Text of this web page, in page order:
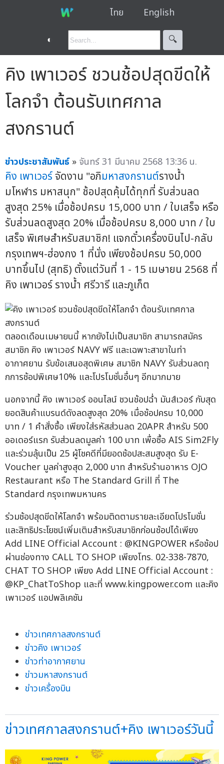
ไทย English
◐ 🔍︎
คิง เพาเวอร์ ชวนช้อปสุดขีดให้
โลกจำ ต้อนรับเทศกาล
สงกรานต์
ข่าวประชาสัมพันธ์ » จันทร์ 31 มีนาคม 2568 13:36 น.
คิง เพาเวอร์จัดงาน "อภิมหาสงกรานต์รางน้ำ
มโหฬาร มหาสนุก" ช้อปสุดคุ้มได้ทุกที่ รับส่วนลด
สูงสุด 25% เมื่อช้อปครบ 15,000 บาท / ใบเสร็จ หรือ
รับส่วนลดสูงสุด 20% เมื่อช้อปครบ 8,000 บาท / ใบ
เสร็จ พิเศษสำหรับสมาชิก! แจกตั๋วเครื่องบินไป-กลับ
กรุงเทพฯ-ฮ่องกง 1 ที่นั่ง เพียงช้อปครบ 50,000
บาทขึ้นไป (สุทธิ) ตั้งแต่วันที่ 1 - 15 เมษายน 2568 ที่
คิง เพาเวอร์ รางน้ำ ศรีวารี และภูเก็ต
ตลอดเดือนเมษายนนี้ หากยังไม่เป็นสมาชิก สามารถสมัคร
สมาชิก คิง เพาเวอร์ NAVY ฟรี และเฉพาะสาขาในท่า
อากาศยาน รับข้อเสนอสุดพิเศษ สมาชิก NAVY รับส่วนลดทุ
กการช้อปพิเศษ10% และโปรโมชั่นอื่นๆ อีกมากมาย
นอกจากนี้ คิง เพาเวอร์ ออนไลน์ ชวนช้อปฉ่ำ มันส์เวอร์ กับสุด
ยอดสินค้าแบรนด์ดังลดสูงสุด 20% เมื่อช้อปครบ 10,000
บาท / 1 คำสั่งซื้อ เพียงใส่รหัสส่วนลด 20APR สำหรับ 500
ออเดอร์แรก รับส่วนลดมูลค่า 100 บาท เพื่อซื้อ AIS Sim2Fly
และร่วมลุ้นเป็น 25 ผู้โชคดีที่มียอดช้อปสะสมสูงสุด รับ E-
Voucher มูลค่าสูงสุด 2,000 บาท สำหรับร้านอาหาร OJO
Restaurant หรือ The Standard Grill ที่ The
Standard กรุงเทพมหานคร
ร่วมช้อปสุดขีดให้โลกจำ พร้อมติดตามรายละเอียดโปรโมชั่น
และสิทธิประโยชน์เพิ่มเติมสำหรับสมาชิกก่อนช้อปได้เพียง
Add LINE Official Account : @KINGPOWER หรือช้อป
ผ่านช่องทาง CALL TO SHOP เพียงโทร. 02-338-7870,
CHAT TO SHOP เพียง Add LINE Official Account :
@KP_ChatToShop และที่ www.kingpower.com และคิง
เพาเวอร์ แอปพลิเคชัน
ข่าวเทศกาลสงกรานต์
ข่าวคิง เพาเวอร์
ข่าวท่าอากาศยาน
ข่าวมหาสงกรานต์
ข่าวเครื่องบิน
ข่าวเทศกาลสงกรานต์+คิง เพาเวอร์วันนี้